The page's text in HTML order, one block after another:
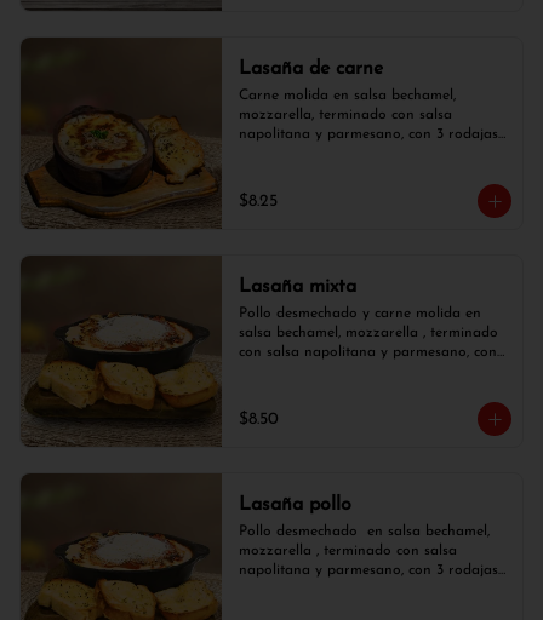
Lasaña de carne
Carne molida en salsa bechamel,
mozzarella, terminado con salsa
napolitana y parmesano, con 3 rodajas
$8.25
Lasaña mixta
Pollo desmechado y carne molida en
salsa bechamel, mozzarella , terminado
con salsa napolitana y parmesano, con
$8.50
Lasaña pollo
Pollo desmechado  en salsa bechamel,
mozzarella , terminado con salsa
napolitana y parmesano, con 3 rodajas